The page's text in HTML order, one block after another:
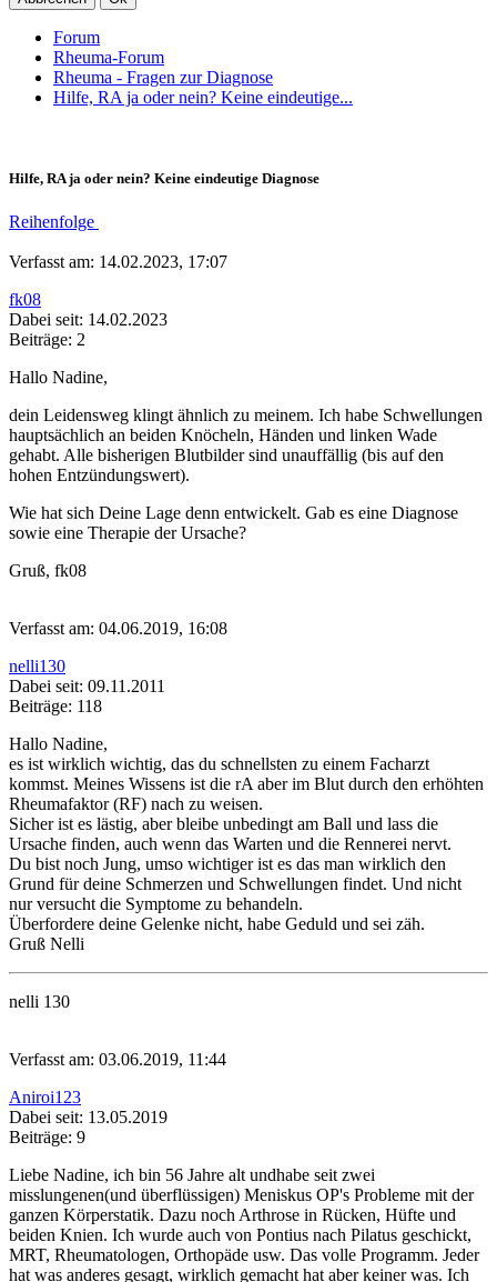
Forum
Rheuma-Forum
Rheuma - Fragen zur Diagnose
Hilfe, RA ja oder nein? Keine eindeutige...
Hilfe, RA ja oder nein? Keine eindeutige Diagnose
Reihenfolge
Verfasst am: 14.02.2023, 17:07
fk08
Dabei seit: 14.02.2023
Beiträge: 2
Hallo Nadine,
dein Leidensweg klingt ähnlich zu meinem. Ich habe Schwellungen
hauptsächlich an beiden Knöcheln, Händen und linken Wade
gehabt. Alle bisherigen Blutbilder sind unauffällig (bis auf den
hohen Entzündungswert).
Wie hat sich Deine Lage denn entwickelt. Gab es eine Diagnose
sowie eine Therapie der Ursache?
Gruß, fk08
Verfasst am: 04.06.2019, 16:08
nelli130
Dabei seit: 09.11.2011
Beiträge: 118
Hallo Nadine,
es ist wirklich wichtig, das du schnellsten zu einem Facharzt
kommst. Meines Wissens ist die rA aber im Blut durch den erhöhten
Rheumafaktor (RF) nach zu weisen.
Sicher ist es lästig, aber bleibe unbedingt am Ball und lass die
Ursache finden, auch wenn das Warten und die Rennerei nervt.
Du bist noch Jung, umso wichtiger ist es das man wirklich den
Grund für deine Schmerzen und Schwellungen findet. Und nicht
nur versucht die Symptome zu behandeln.
Überfordere deine Gelenke nicht, habe Geduld und sei zäh.
Gruß Nelli
nelli 130
Verfasst am: 03.06.2019, 11:44
Aniroi123
Dabei seit: 13.05.2019
Beiträge: 9
Liebe Nadine, ich bin 56 Jahre alt undhabe seit zwei
misslungenen(und überflüssigen) Meniskus OP's Probleme mit der
ganzen Körperstatik. Dazu noch Arthrose in Rücken, Hüfte und
beiden Knien. Ich wurde auch von Pontius nach Pilatus geschickt,
MRT, Rheumatologen, Orthopäde usw. Das volle Programm. Jeder
hat was anderes gesagt, wirklich gemacht hat aber keiner was. Ich